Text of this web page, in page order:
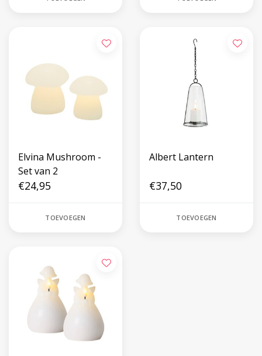
Elvina Mushroom -
Set van 2
€24,95
TOEVOEGEN
Albert Lantern
€37,50
TOEVOEGEN